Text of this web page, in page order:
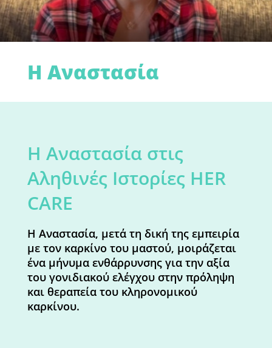
Η Αναστασία
Η Αναστασία στις
Αληθινές Ιστορίες HER
CARE
Η Αναστασία, μετά τη δική της εμπειρία
με τον καρκίνο του μαστού, μοιράζεται
ένα μήνυμα ενθάρρυνσης για την αξία
του γονιδιακού ελέγχου στην πρόληψη
και θεραπεία του κληρονομικού
καρκίνου.